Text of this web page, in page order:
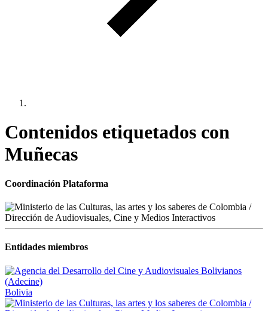
Contenidos etiquetados con
Muñecas
Coordinación Plataforma
Entidades miembros
Bolivia